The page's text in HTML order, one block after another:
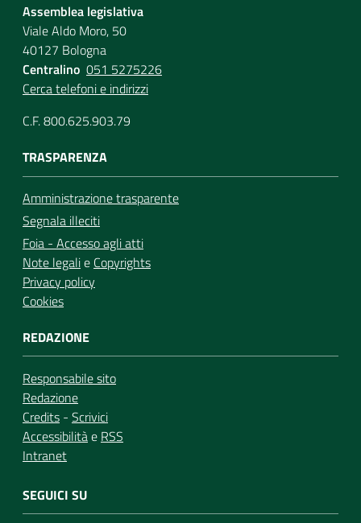
Per i cittadini
Assemblea legislativa
Viale Aldo Moro, 50
40127 Bologna
Centralino 051 5275226
Cerca telefoni e indirizzi
C.F. 800.625.903.79
TRASPARENZA
Amministrazione trasparente
Segnala illeciti
Foia - Accesso agli atti
Note legalie Copyrights
Privacy policy
Cookies
REDAZIONE
Responsabile sito
Redazione
Credits - Scrivici
Accessibilitàe RSS
Intranet
SEGUICI SU